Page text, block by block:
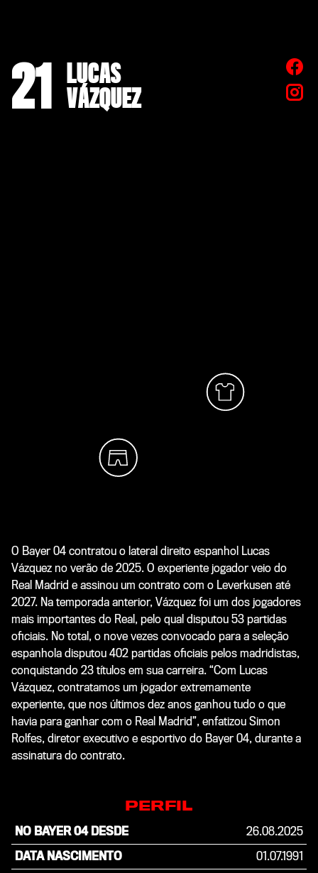
21
LUCAS
VÁZQUEZ
O Bayer 04 contratou o lateral direito espanhol Lucas
Vázquez no verão de 2025. O experiente jogador veio do
Real Madrid e assinou um contrato com o Leverkusen até
2027. Na temporada anterior, Vázquez foi um dos jogadores
mais importantes do Real, pelo qual disputou 53 partidas
oficiais. No total, o nove vezes convocado para a seleção
espanhola disputou 402 partidas oficiais pelos madridistas,
conquistando 23 títulos em sua carreira. “Com Lucas
Vázquez, contratamos um jogador extremamente
experiente, que nos últimos dez anos ganhou tudo o que
havia para ganhar com o Real Madrid”, enfatizou Simon
Rolfes, diretor executivo e esportivo do Bayer 04, durante a
assinatura do contrato.
PERFIL
NO BAYER 04 DESDE
26.08.2025
DATA NASCIMENTO
01.07.1991